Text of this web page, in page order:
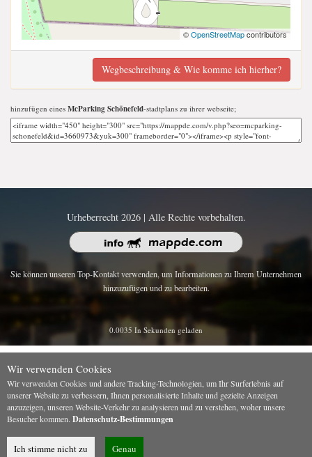
©OpenStreetMapcontributors
Wegbeschreibung & Wie komme ich hierher?
hinzufügen eines McParking Schönefeld-stadtplans zu ihrer webseite;
Urheberrecht 2026 | Alle Rechte vorbehalten.
Sie können unseren Top-Kontakt verwenden, um Informationen zu Ihrem Unternehmen
hinzuzufügen und zu bearbeiten.
0.0035 In Sekunden geladen
Wir verwenden Cookies
Wir verwenden Cookies und andere Tracking-Technologien, um Ihr Surferlebnis auf
unserer Website zu verbessern, Ihnen personalisierte Inhalte und gezielte Anzeigen
anzuzeigen, unseren Website-Verkehr zu analysieren und zu verstehen, woher unsere
Besucher kommen. Datenschutz-Bestimmungen
Ich stimme nicht zu Genau